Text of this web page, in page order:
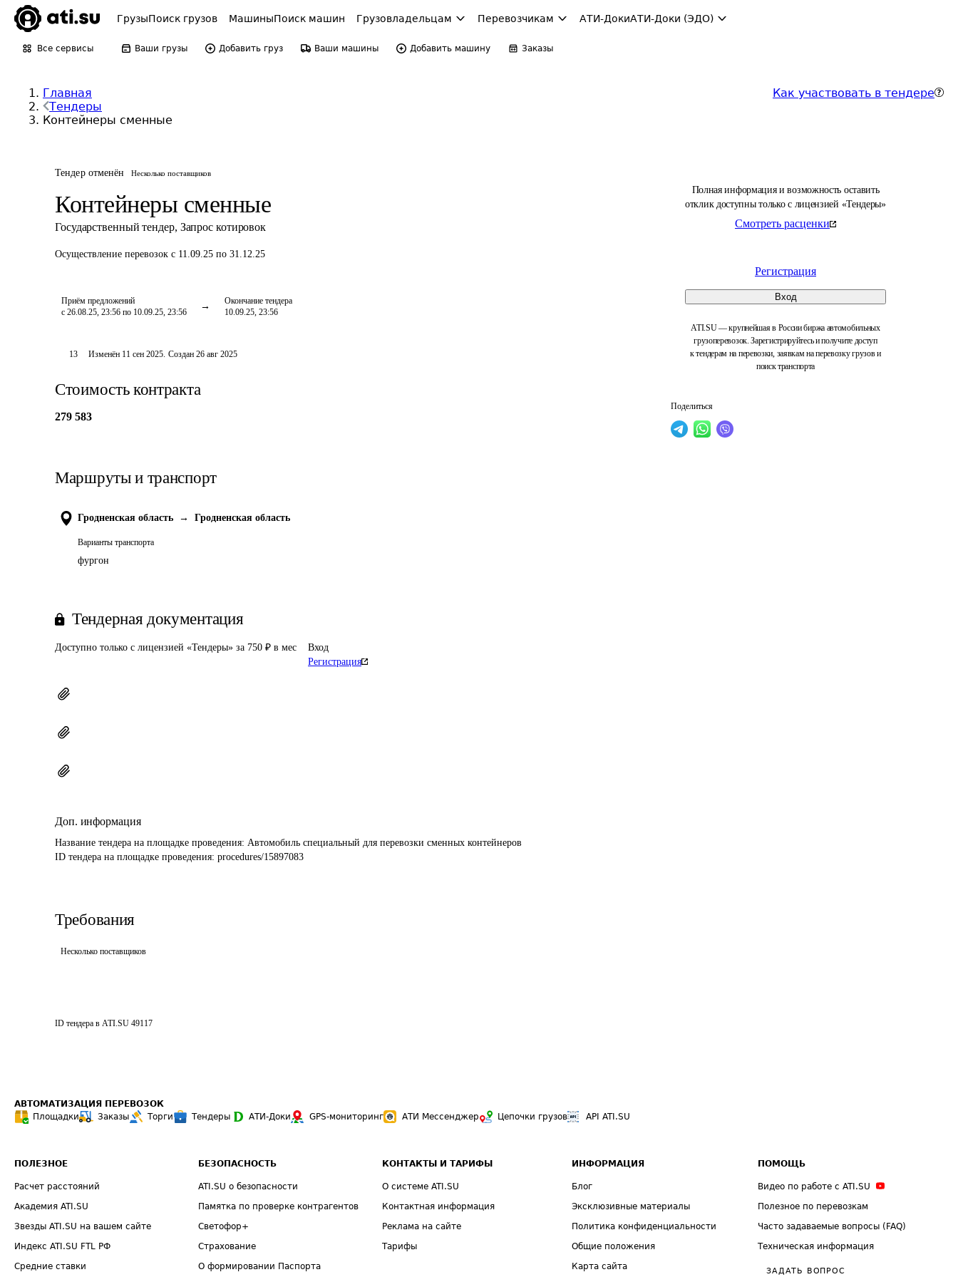
ГрузыПоиск грузов МашиныПоиск машин Грузовладельцам Перевозчикам АТИ-ДокиАТИ-Доки (ЭДО)
Все сервисы Ваши грузы Добавить груз Ваши машины Добавить машину Заказы
Главная
Тендеры
Контейнеры сменные
Как участвовать в тендере
Тендер отменён Несколько поставщиков
Контейнеры сменные
Государственный тендер, Запрос котировок
Осуществление перевозок с 11.09.25 по 31.12.25
Приём предложений
с 26.08.25, 23:56 по 10.09.25, 23:56
Окончание тендера
10.09.25, 23:56
Полная информация и возможность оставить
отклик доступны только с лицензией «Тендеры»
Смотреть расценки
Регистрация
Вход
ATI.SU — крупнейшая в России биржа автомобильных
грузоперевозок. Зарегистрируйтесь и получите доступ
к тендерам на перевозки, заявкам на перевозку грузов и
поиск транспорта
Поделиться
13 Изменён 11 сен 2025. Создан 26 авг 2025
Стоимость контракта
279 583
Маршруты и транспорт
Гродненская область → Гродненская область
Варианты транспорта
фургон
Тендерная документация
Доступно только с лицензией «Тендеры» за 750 ₽ в мес
Вход
Регистрация
Доп. информация
Название тендера на площадке проведения: Автомобиль специальный для перевозки сменных контейнеров
ID тендера на площадке проведения: procedures/15897083
Требования
Несколько поставщиков
ID тендера в ATI.SU 49117
АВТОМАТИЗАЦИЯ ПЕРЕВОЗОК
Площадки
Заказы Торги Тендеры АТИ-Доки GPS-мониторинг АТИ Мессенджер Цепочки грузов API ATI.SU
ПОЛЕЗНОЕ
Расчет расстояний
Академия ATI.SU
Звезды ATI.SU на вашем сайте
Индекс ATI.SU FTL РФ
Средние ставки
БЕЗОПАСНОСТЬ
ATI.SU о безопасности
Памятка по проверке контрагентов
Светофор+
Страхование
О формировании Паспорта
КОНТАКТЫ И ТАРИФЫ
О системе ATI.SU
Контактная информация
Реклама на сайте
Тарифы
ИНФОРМАЦИЯ
Блог
Эксклюзивные материалы
Политика конфиденциальности
Общие положения
Карта сайта
ПОМОЩЬ
Видео по работе с ATI.SU
Полезное по перевозкам
Часто задаваемые вопросы (FAQ)
Техническая информация
ЗАДАТЬ ВОПРОС